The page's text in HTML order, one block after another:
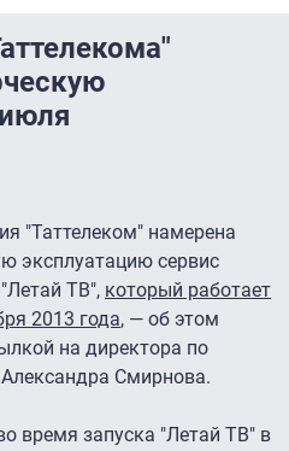
"Таттелеком" намерена
эксплуатацию сервис
ТВ", который работает
2013 года, — об этом
на директора по
Смирнова.
время запуска "Летай ТВ" в